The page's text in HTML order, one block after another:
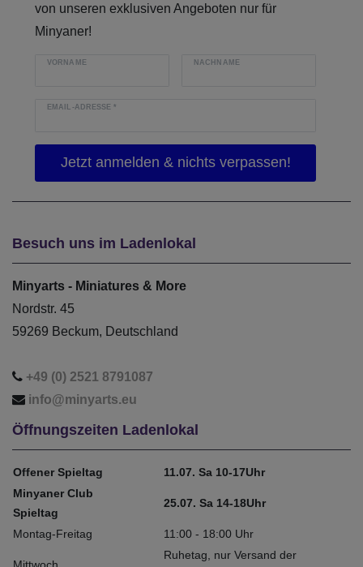
von unseren exklusiven Angeboten nur für
Minyaner!
VORNAME NACHNAME
EMAIL-ADRESSE*
Besuch uns im Ladenlokal
Minyarts - Miniatures & More
Nordstr. 45
59269 Beckum, Deutschland
+49 (0) 2521 8791087
info@minyarts.eu
Öffnungszeiten Ladenlokal
Offener Spieltag
11.07. Sa 10-17Uhr
Minyaner Club
Spieltag
25.07. Sa 14-18Uhr
Montag-Freitag 11:00 - 18:00 Uhr
Ruhetag, nur Versand der